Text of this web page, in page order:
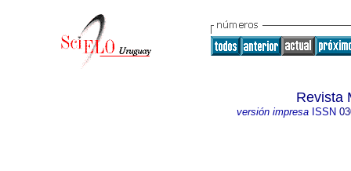
Revista
versión impresaISSN